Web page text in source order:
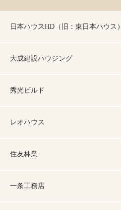
日本ハウスHD（旧：東日本ハウス）
大成建設ハウジング
秀光ビルド
レオハウス
住友林業
一条工務店